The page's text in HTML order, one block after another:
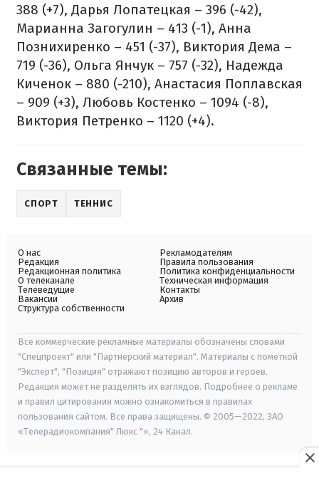
388 (+7), Дарья Лопатецкая – 396 (-42),
Марианна Загогулин – 413 (-1), Анна
Познихиренко – 451 (-37), Виктория Дема –
719 (-36), Ольга Янчук – 757 (-32), Надежда
Киченок – 880 (-210), Анастасия Поплавская
– 909 (+3), Любовь Костенко – 1094 (-8),
Виктория Петренко – 1120 (+4).
Связанные темы:
СПОРТ ТЕННИС
О нас
Редакция
Редакционная политика
О телеканале
Телеведущие
Вакансии
Структура собственности
Рекламодателям
Правила пользования
Политика конфиденциальности
Техническая информация
Контакты
Архив
Все коммерческие рекламные материалы обозначены словами
"Спецпроект" или "Партнерский материал". Материалы с пометкой
"Эксперт", "Позиция" отражают позицию авторов и героев.
Редакция может не разделять их взглядов. Подробнее о рекламе
и правил цитирования можно ознакомиться в правилах
пользования сайтом. Все права защищены. © 2005—2022, ЗАО
«Телерадиокомпания" Люкс "», 24 Канал.